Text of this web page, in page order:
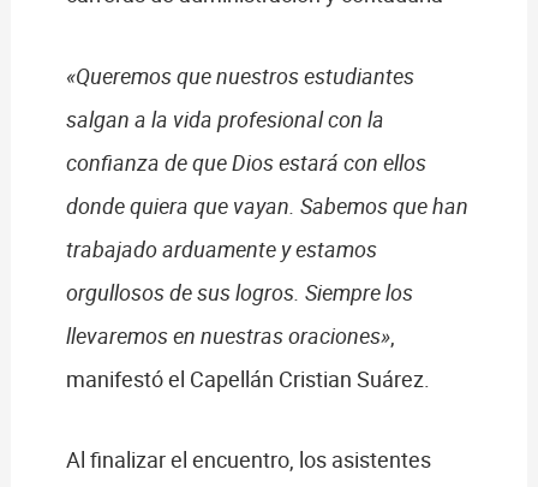
«Queremos que nuestros estudiantes
salgan a la vida profesional con la
confianza de que Dios estará con ellos
donde quiera que vayan. Sabemos que han
trabajado arduamente y estamos
orgullosos de sus logros. Siempre los
llevaremos en nuestras oraciones»,
manifestó el Capellán Cristian Suárez.
Al finalizar el encuentro, los asistentes